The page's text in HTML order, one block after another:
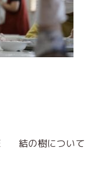
結の樹について